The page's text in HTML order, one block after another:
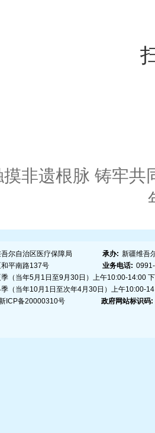
摸非遗根脉 铸牢共
尔自治区医疗保障局 承办: 新疆维吾
和平南路137号 业务电话:
季（当年5月1日至9月30日）上午10:00-14:00
季（当年10月1日至次年4月30日）上午10:00-
ICP备20000310号 政府网站标识码: